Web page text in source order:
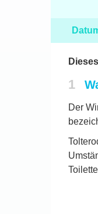
1
Der